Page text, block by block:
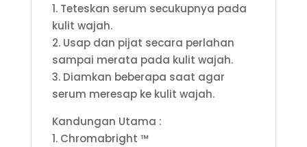
1. Teteskan serum secukupnya pada
kulit wajah.
2. Usap dan pijat secara perlahan
sampai merata pada kulit wajah.
3. Diamkan beberapa saat agar
serum meresap ke kulit wajah.
Kandungan Utama :
1. Chromabright ™